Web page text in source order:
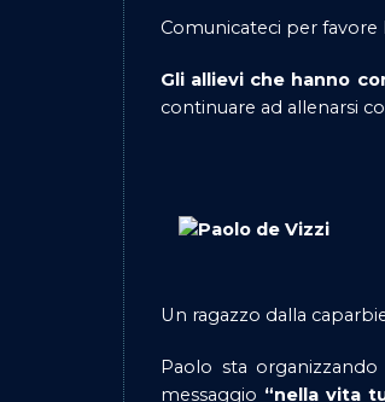
Comunicateci per favore
Gli allievi che hanno
continuare ad allenarsi
Un ragazzo dalla
Paolo sta
messaggio “nella vita